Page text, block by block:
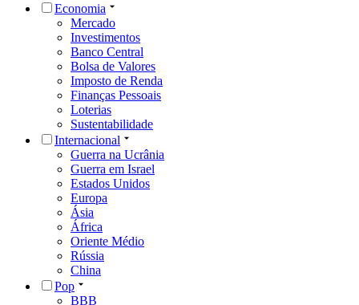
Economia
Mercado
Investimentos
Banco Central
Bolsa de Valores
Imposto de Renda
Finanças Pessoais
Loterias
Sustentabilidade
Internacional
Guerra na Ucrânia
Guerra em Israel
Estados Unidos
Europa
Ásia
África
Oriente Médio
Rússia
China
Pop
BBB